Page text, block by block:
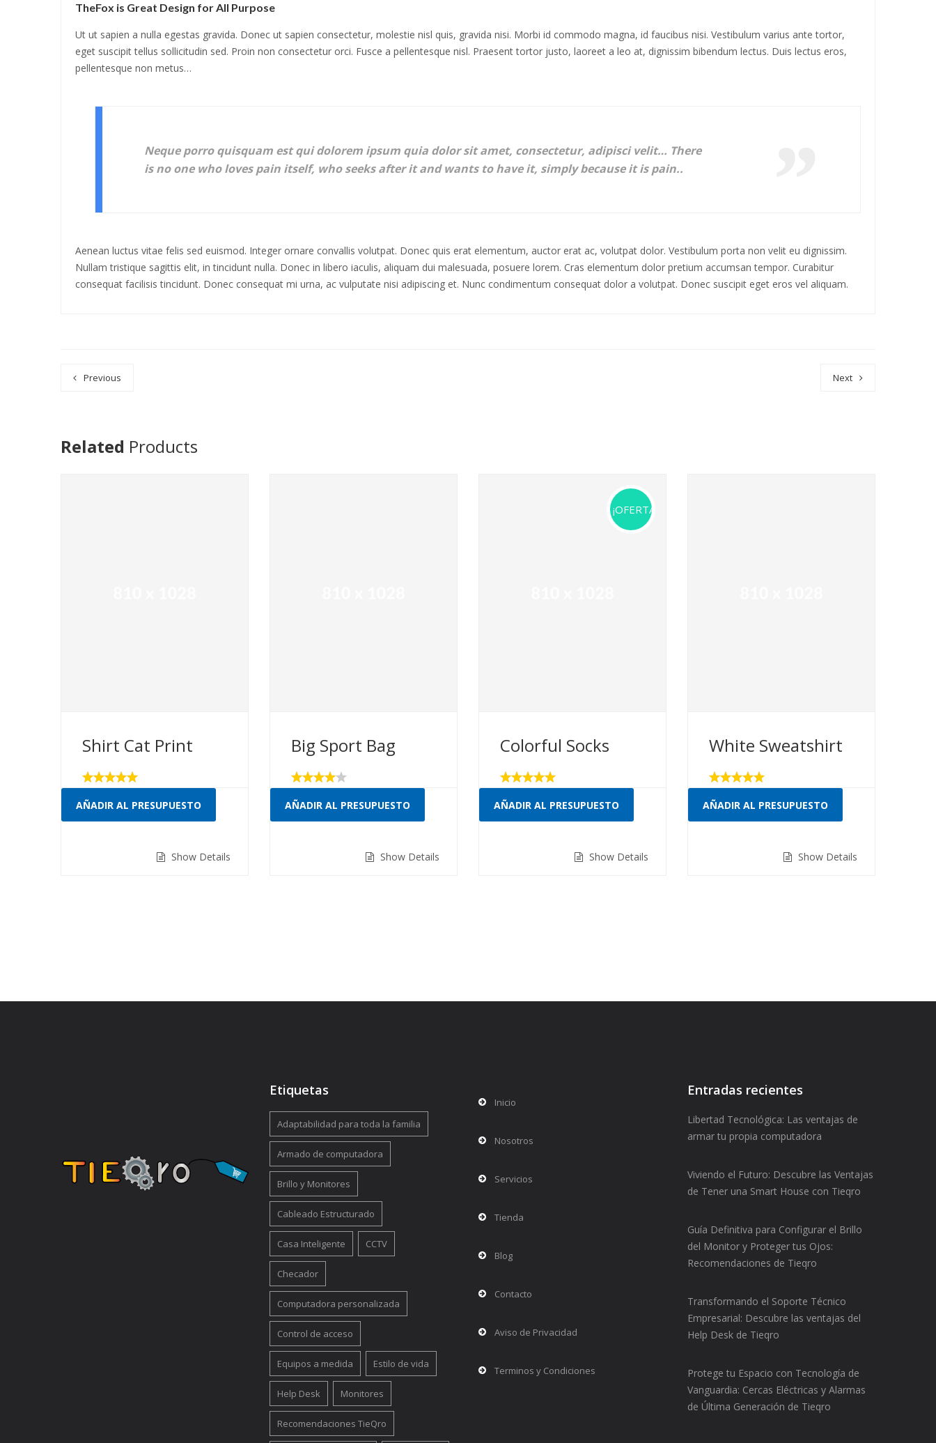
TheFox is Great Design for All Purpose
Ut ut sapien a nulla egestas gravida. Donec ut sapien consectetur, molestie nisl quis, gravida nisi. Morbi id commodo magna, id faucibus nisi. Vestibulum varius ante tortor,
eget suscipit tellus sollicitudin sed. Proin non consectetur orci. Fusce a pellentesque nisl. Praesent tortor justo, laoreet a leo at, dignissim bibendum lectus. Duis lectus eros,
pellentesque non metus…
Neque porro quisquam est qui dolorem ipsum quia dolor sit amet, consectetur, adipisci velit… There
is no one who loves pain itself, who seeks after it and wants to have it, simply because it is pain..
Aenean luctus vitae felis sed euismod. Integer ornare convallis volutpat. Donec quis erat elementum, auctor erat ac, volutpat dolor. Vestibulum porta non velit eu dignissim.
Nullam tristique sagittis elit, in tincidunt nulla. Donec in libero iaculis, aliquam dui malesuada, posuere lorem. Cras elementum dolor pretium accumsan tempor. Curabitur
consequat facilisis tincidunt. Donec consequat mi urna, ac vulputate nisi adipiscing et. Nunc condimentum consequat dolor a volutpat. Donec suscipit eget eros vel aliquam.
Previous Next
Related Products
Shirt Cat Print
Valorado
con
AÑADIR AL PRESUPUESTO
Show Details
Big Sport Bag
Valorado
con
AÑADIR AL PRESUPUESTO
Show Details
¡OFERTA!
Colorful Socks
Valorado
con
AÑADIR AL PRESUPUESTO
Show Details
White Sweatshirt
Valorado
con
AÑADIR AL PRESUPUESTO
Show Details
Etiquetas
Adaptabilidad para toda la familia
Armado de computadora
Brillo y Monitores
Cableado Estructurado
Casa Inteligente CCTV
Checador
Computadora personalizada
Control de acceso
Equipos a medida Estilo de vida
Help Desk Monitores
Recomendaciones TieQro
Inicio
Nosotros
Servicios
Tienda
Blog
Contacto
Aviso de Privacidad
Terminos y Condiciones
Entradas recientes
Libertad Tecnológica: Las ventajas de
armar tu propia computadora
Viviendo el Futuro: Descubre las Ventajas
de Tener una Smart House con Tieqro
Guía Definitiva para Configurar el Brillo
del Monitor y Proteger tus Ojos:
Recomendaciones de Tieqro
Transformando el Soporte Técnico
Empresarial: Descubre las ventajas del
Help Desk de Tieqro
Protege tu Espacio con Tecnología de
Vanguardia: Cercas Eléctricas y Alarmas
de Última Generación de Tieqro